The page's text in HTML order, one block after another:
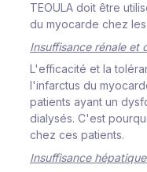
TEOULA doit être
du myocarde chez
Insuffisance rénale et
L'efficacité et la
l'infarctus du
patients ayant un
dialysés. C'est
chez ces patients.
Insuffisance